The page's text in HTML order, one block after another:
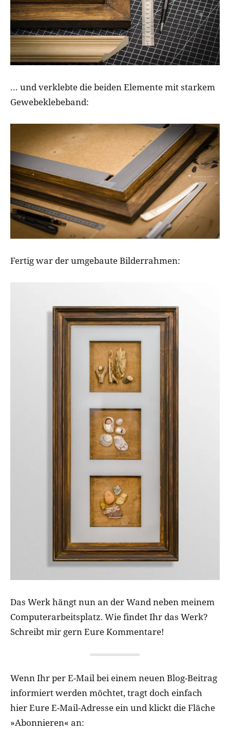
… und verklebte die beiden Elemente mit starkem
Gewebeklebeband:
Fertig war der umgebaute Bilderrahmen:
Das Werk hängt nun an der Wand neben meinem
Computerarbeitsplatz. Wie findet Ihr das Werk?
Schreibt mir gern Eure Kommentare!
Wenn Ihr per E-Mail bei einem neuen Blog-Beitrag
informiert werden möchtet, tragt doch einfach
hier Eure E-Mail-Adresse ein und klickt die Fläche
»Abonnieren« an: